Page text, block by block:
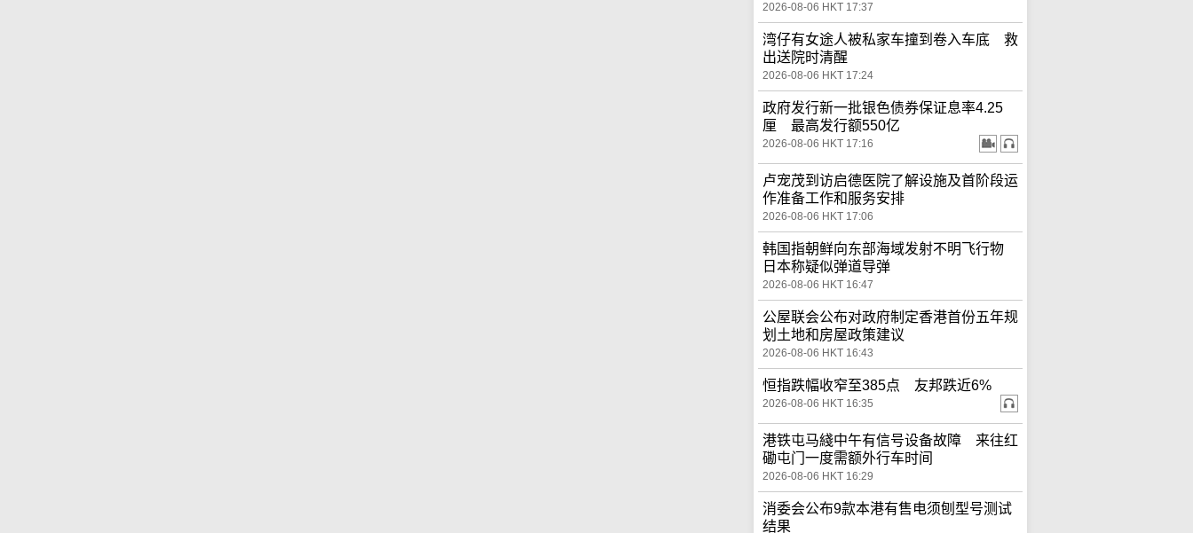
2026-08-06 HKT 17:37
湾仔有女途人被私家车撞到卷入车底 救
出送院时清醒
2026-08-06 HKT 17:24
政府发行新一批银色债券保证息率4.25
厘 最高发行额550亿
2026-08-06 HKT 17:16
卢宠茂到访启德医院了解设施及首阶段运
作准备工作和服务安排
2026-08-06 HKT 17:06
韩国指朝鲜向东部海域发射不明飞行物
日本称疑似弹道导弹
2026-08-06 HKT 16:47
公屋联会公布对政府制定香港首份五年规
划土地和房屋政策建议
2026-08-06 HKT 16:43
恒指跌幅收窄至385点 友邦跌近6%
2026-08-06 HKT 16:35
港铁屯马綫中午有信号设备故障 来往红
磡屯门一度需额外行车时间
2026-08-06 HKT 16:29
消委会公布9款本港有售电须刨型号测试
结果